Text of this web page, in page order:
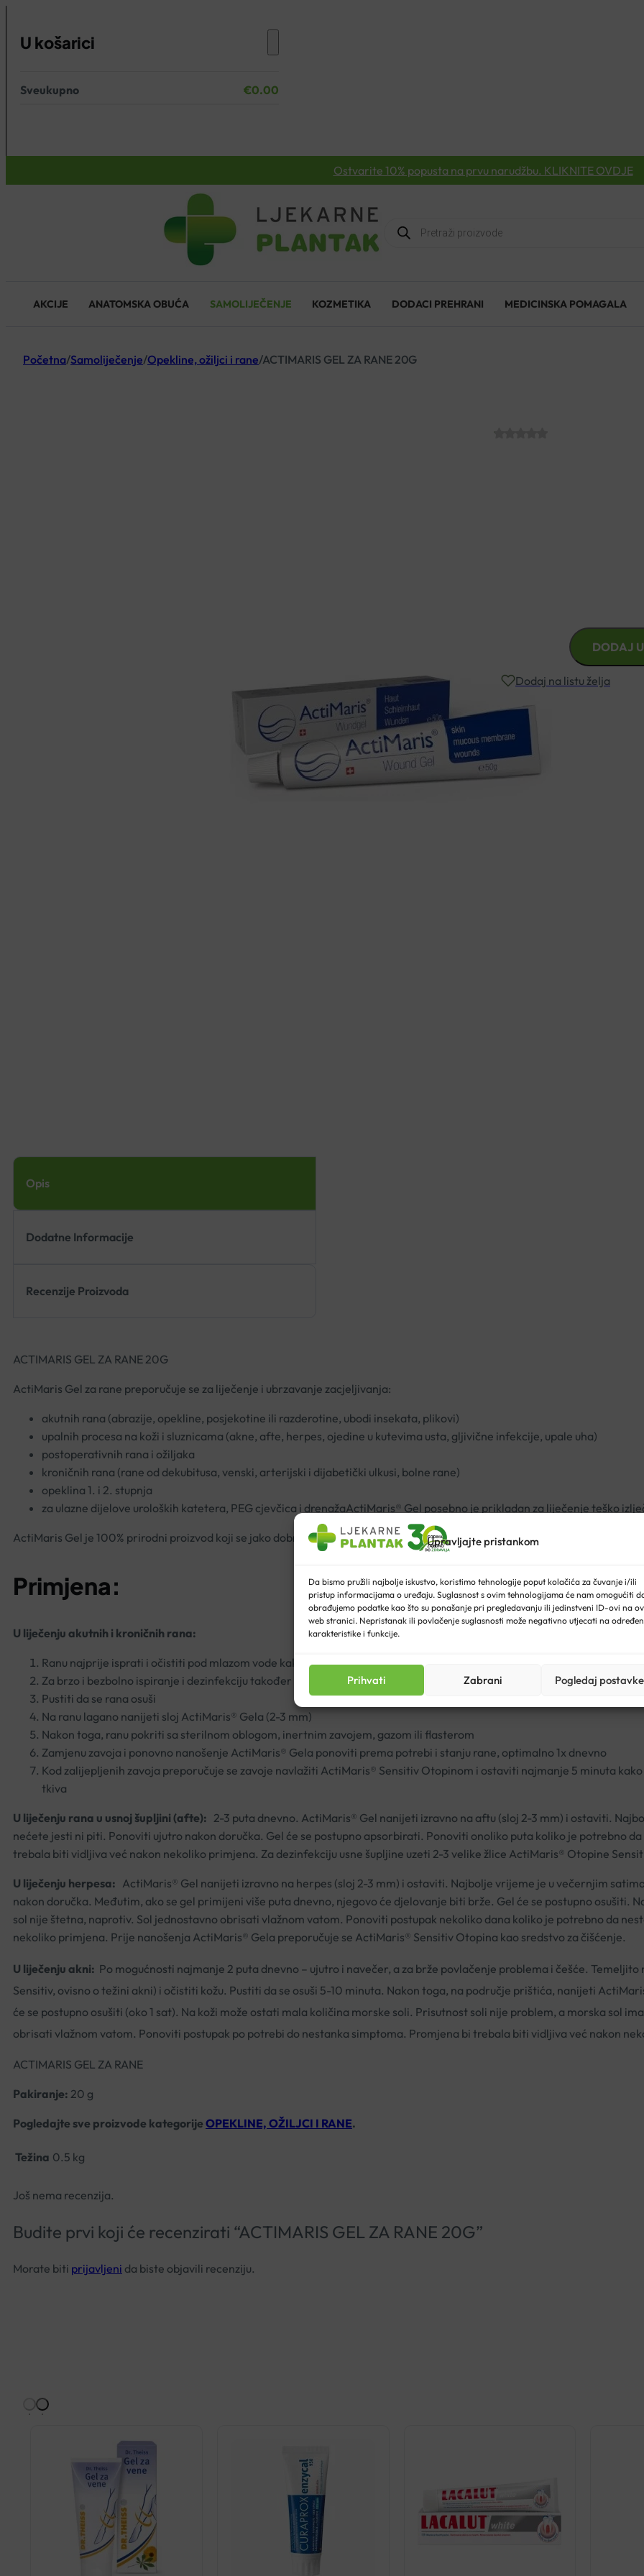
Upravljajte pristankom
Da bismo pružili najbolje iskustvo, koristimo tehnologije poput kolačića za čuvanje i/ili
pristup informacijama o uređaju. Suglasnost s ovim tehnologijama će nam omogućiti
obrađujemo podatke kao što su ponašanje pri pregledavanju ili jedinstveni ID-ovi na
web stranici. Nepristanak ili povlačenje suglasnosti može negativno utjecati na
karakteristike i funkcije.
Prihvati Zabrani Pogledaj postavke
U košarici
Nema proizvoda u košarici.
Sveukupno €0.00
Ostvarite 10% popusta na prvu narudžbu. KLIKNITE OVDJE
Products
search
AKCIJE ANATOMSKA OBUĆA SAMOLIJEČENJE KOZMETIKA DODACI PREHRANI MEDICINSKA POMAGALA
Početna/Samoliječenje/Opekline, ožiljci i rane/ACTIMARIS GEL ZA RANE 20G
ACTIMARIS
Potpuno prirodni proizvod,
sluznicama, uključujući
ZA
količina
DODAJ
Dodaj na listu želja
Besplatna dostava za narudžbe
Opis
Dodatne Informacije
Recenzije Proizvoda
ACTIMARIS GEL ZA RANE 20G
ActiMaris Gel za rane preporučuje se za liječenje i ubrzavanje zacjeljivanja:
akutnih rana (abrazije, opekline, posjekotine ili razderotine, ubodi insekata, plikovi)
upalnih procesa na koži i sluznicama (akne, afte, herpes, ojedine u kutevima usta, gljivične infekcije, upale uha)
postoperativnih rana i ožiljaka
kroničnih rana (rane od dekubitusa, venski, arterijski i dijabetički ulkusi, bolne rane)
opeklina 1. i 2. stupnja
za ulazne dijelove uroloških katetera, PEG cjevčica i drenažaActiMaris® Gel posebno je prikladan za liječenje teško
ActiMaris Gel je 100% prirodni proizvod koji se jako dobro podnosi, bez nuspojava, te je stoga prikladan za djecu i dojenčad.
Primjena:
U liječenju akutnih i kroničnih rana:
Ranu najprije isprati i očistiti pod mlazom vode kako bi se uklonile grube nečistoće i naslage
Za brzo i bezbolno ispiranje i dezinfekciju također se može koristiti ActiMaris® Sensitiv ili ActiMaris® Forte Otopina
Pustiti da se rana osuši
Na ranu lagano nanijeti sloj ActiMaris® Gela (2-3 mm)
Nakon toga, ranu pokriti sa sterilnom oblogom, inertnim zavojem, gazom ili flasterom
Zamjenu zavoja i ponovno nanošenje ActiMaris® Gela ponoviti prema potrebi i stanju rane, optimalno 1x dnevno
Kod zalijepljenih zavoja preporučuje se zavoje navlažiti ActiMaris® Sensitiv Otopinom i ostaviti najmanje 5 minuta
tkiva
U liječenju rana u usnoj šupljini (afte): 2-3 puta dnevno. ActiMaris® Gel nanijeti izravno na aftu (sloj 2-3 mm) i ostaviti.
nećete jesti ni piti. Ponoviti ujutro nakon doručka. Gel će se postupno apsorbirati. Ponoviti onoliko puta koliko je potrebno
trebala biti vidljiva već nakon nekoliko primjena. Za dezinfekciju usne šupljine uzeti 2-3 velike žlice ActiMaris® Otopine
U liječenju herpesa: ActiMaris® Gel nanijeti izravno na herpes (sloj 2-3 mm) i ostaviti. Najbolje vrijeme je u večernjim
nakon doručka. Međutim, ako se gel primijeni više puta dnevno, njegovo će djelovanje biti brže. Gel će se postupno osušiti.
sol nije štetna, naprotiv. Sol jednostavno obrisati vlažnom vatom. Ponoviti postupak nekoliko dana koliko je potrebno da
nekoliko primjena. Prije nanošenja ActiMaris® Gela preporučuje se ActiMaris® Sensitiv Otopina kao sredstvo za čišćenje.
U liječenju akni: Po mogućnosti najmanje 2 puta dnevno – ujutro i navečer, a za brže povlačenje problema i češće.
Sensitiv, ovisno o težini akni) i očistiti kožu. Pustiti da se osuši 5-10 minuta. Nakon toga, na područje prištića, nanijeti
će se postupno osušiti (oko 1 sat). Na koži može ostati mala količina morske soli. Prisutnost soli nije problem, a morska sol
obrisati vlažnom vatom. Ponoviti postupak po potrebi do nestanka simptoma. Promjena bi trebala biti vidljiva već nakon
ACTIMARIS GEL ZA RANE
Pakiranje: 20 g
Pogledajte sve proizvode kategorije OPEKLINE, OŽILJCI I RANE.
Težina 0.5 kg
Još nema recenzija.
Budite prvi koji će recenzirati “ACTIMARIS GEL ZA RANE 20G”
Morate biti prijavljeni da biste objavili recenziju.